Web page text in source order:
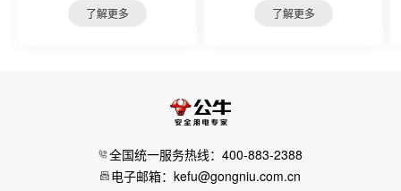
了解更多 了解更多
全国统一服务热线：400-883-2388
电子邮箱：kefu@gongniu.com.cn